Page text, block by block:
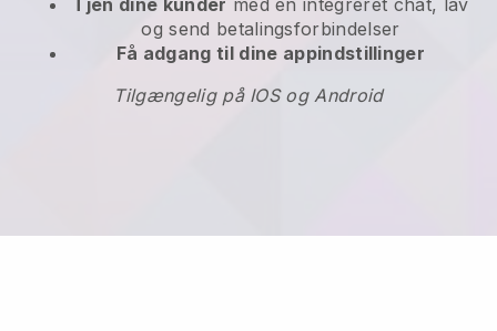
Tjen dine kunder med en integreret chat, lav
og send betalingsforbindelser
Få adgang til dine appindstillinger
Tilgængelig på IOS og Android